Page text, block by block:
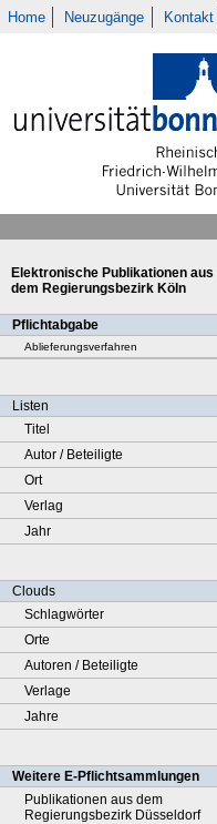
Home Neuzugänge Kontakt
Elektronische Publikationen aus
dem Regierungsbezirk Köln
Pflichtabgabe
Ablieferungsverfahren
Listen
Titel
Autor / Beteiligte
Ort
Verlag
Jahr
Clouds
Schlagwörter
Orte
Autoren / Beteiligte
Verlage
Jahre
Weitere E-Pflichtsammlungen
Publikationen aus dem
Regierungsbezirk Düsseldorf